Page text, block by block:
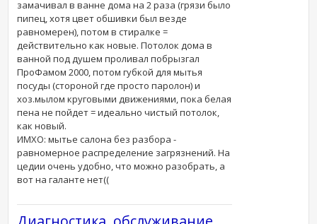
замачивал в ванне дома на 2 раза (грязи было
пипец, хотя цвет обшивки был везде
равномерен), потом в стиралке =
действительно как новые. Потолок дома в
ванной под душем проливал побрызгал
ПроФамом 2000, потом губкой для мытья
посуды (стороной где просто паролон) и
хоз.мылом круговыми движениями, пока белая
пена не пойдет = идеально чистый потолок,
как новый.
ИМХО: мытье салона без разбора -
равномерное распределение загрязнений. На
цедии очень удобно, что можно разобрать, а
вот на галанте нет((